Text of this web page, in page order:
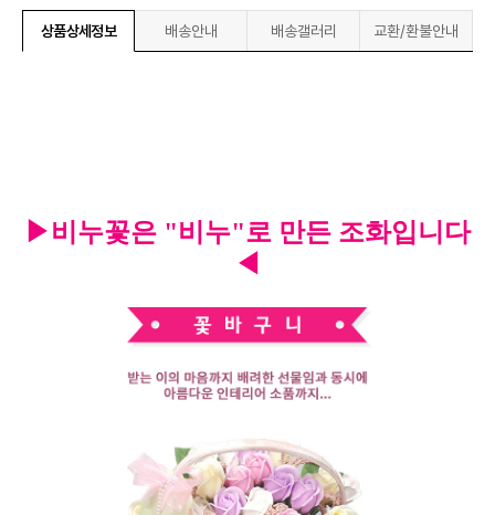
상품상세정보 배송안내 배송갤러리 교환/환불안내
▶비누꽃은 "비누"로 만든 조화입니다
◀